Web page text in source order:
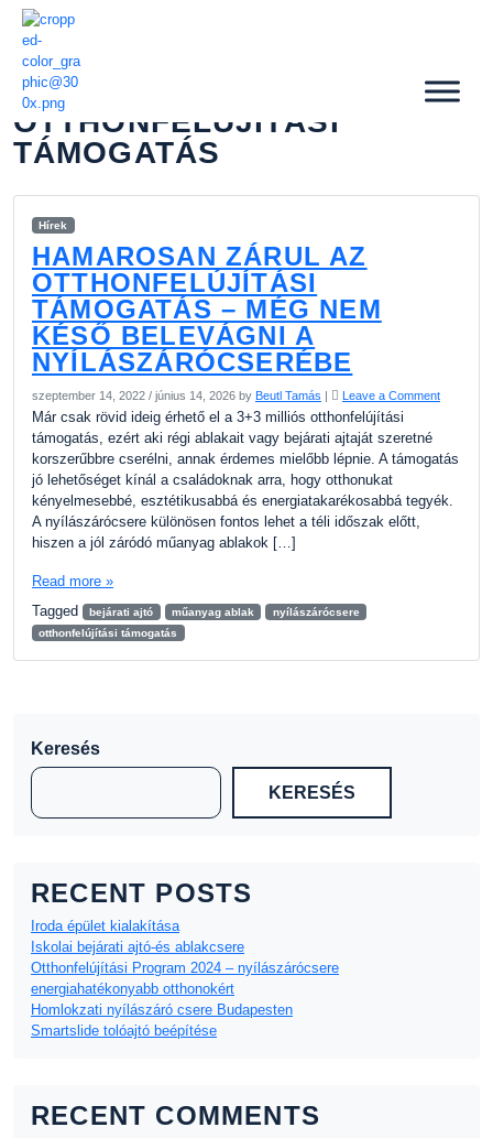
OTTHONFELÚJÍTÁSI
TÁMOGATÁS
Hírek
HAMAROSAN ZÁRUL AZ
OTTHONFELÚJÍTÁSI
TÁMOGATÁS – MÉG NEM
KÉSŐ BELEVÁGNI A
NYÍLÁSZÁRÓCSERÉBE
szeptember 14, 2022 / június 14, 2026 by Beutl Tamás | Leave a Comment
Már csak rövid ideig érhető el a 3+3 milliós otthonfelújítási
támogatás, ezért aki régi ablakait vagy bejárati ajtaját szeretné
korszerűbbre cserélni, annak érdemes mielőbb lépnie. A támogatás
jó lehetőséget kínál a családoknak arra, hogy otthonukat
kényelmesebbé, esztétikusabbá és energiatakarékosabbá tegyék.
A nyílászárócsere különösen fontos lehet a téli időszak előtt,
hiszen a jól záródó műanyag ablakok […]
Read more »
Tagged
bejárati ajtó műanyag ablak
nyílászárócsere
otthonfelújítási támogatás
Keresés
KERESÉS
RECENT POSTS
Iroda épület kialakítása
Iskolai bejárati ajtó-és ablakcsere
Otthonfelújítási Program 2024 – nyílászárócsere
energiahatékonyabb otthonokért
Homlokzati nyílászáró csere Budapesten
Smartslide tolóajtó beépítése
RECENT COMMENTS